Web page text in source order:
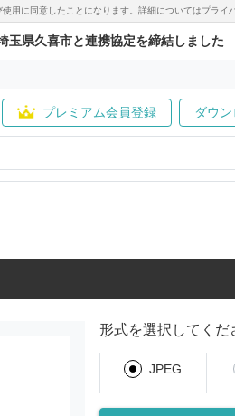
用に同意したことになります。詳細についてはプライ
玉県久喜市と連携協定を締結しました
プレミアム会員登録 ダウ
形式を選択してくだ
JPEG